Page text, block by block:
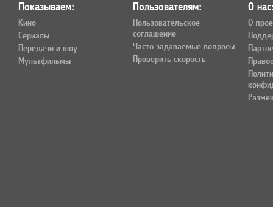
Показываем:
Кино
Сериалы
Передачи и шоу
Мультфильмы
Пользователям:
Пользовательское
соглашение
Часто задаваемые вопросы
Проверить скорость
О
О